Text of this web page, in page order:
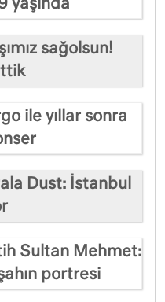
yaşında
sağolsun!
ile yıllar sonra
Dust: İstanbul
Sultan Mehmet:
portresi